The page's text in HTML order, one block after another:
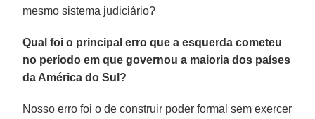
mesmo sistema judiciário?
Qual foi o principal erro que a esquerda cometeu
no período em que governou a maioria dos países
da América do Sul?
Nosso erro foi o de construir poder formal sem exercer